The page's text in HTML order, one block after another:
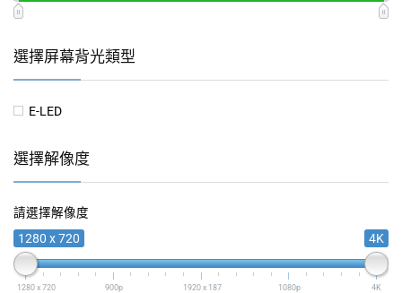
選擇屏幕背光類型
E-LED
選擇解像度
請選擇解像度
1280 x 720
4K
1280 x 720 900p 1920 x 187 1080p 4K